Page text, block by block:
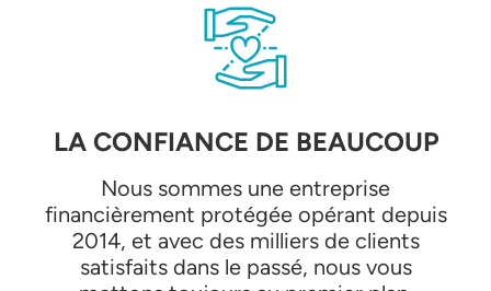
LA CONFIANCE DE BEAUCOUP
Nous sommes une entreprise
financièrement protégée opérant depuis
2014, et avec des milliers de clients
satisfaits dans le passé, nous vous